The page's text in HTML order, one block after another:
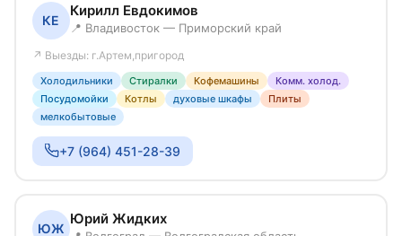
КЕ
Кирилл Евдокимов
📍 Владивосток — Приморский край
↗ Выезды: г.Артем,пригород
Холодильники Стиралки Кофемашины
Комм. холод.
Посудомойки
Котлы духовые шкафы
Плиты
мелкобытовые
+7 (964) 451-28-39
ЮЖ
Юрий Жидких